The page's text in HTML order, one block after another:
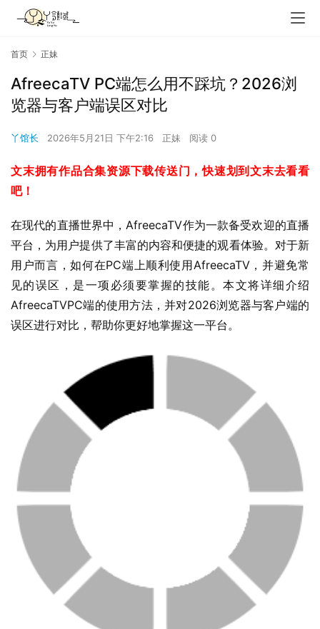
首页 正妹
AfreecaTV PC端怎么用不踩坑？2026浏
览器与客户端误区对比
丫馆长 2026年5月21日 下午2:16 正妹 阅读 0
文末拥有作品合集资源下载传送门，快速划到文末去看看
吧！
在现代的直播世界中，AfreecaTV作为一款备受欢迎的直播
平台，为用户提供了丰富的内容和便捷的观看体验。对于新
用户而言，如何在PC端上顺利使用AfreecaTV，并避免常
见的误区，是一项必须要掌握的技能。本文将详细介绍
AfreecaTVPC端的使用方法，并对2026浏览器与客户端的
误区进行对比，帮助你更好地掌握这一平台。